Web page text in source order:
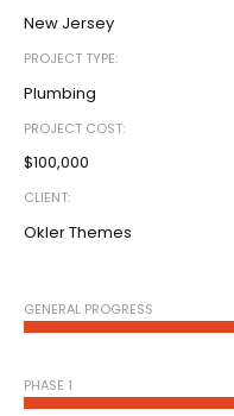
New Jersey
PROJECT TYPE:
Plumbing
PROJECT COST:
$100,000
CLIENT:
Okler Themes
GENERAL PROGRESS
PHASE 1